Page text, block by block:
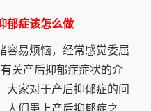
郁症该怎么做
容易烦恼，经常感觉委屈
关产后抑郁症症状的介
大家对于产后抑郁症的问
人们患上产后抑郁症之